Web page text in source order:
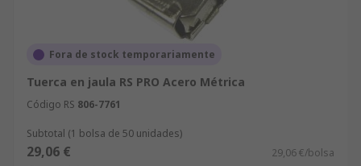
Fora de stock temporariamente
Tuerca en jaula RS PRO Acero Métrica
Código RS 806-7761
Subtotal (1 bolsa de 50 unidades)
29,06 € 29,06 €/bolsa